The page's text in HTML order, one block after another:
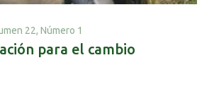
22, Número 1
para el cambio